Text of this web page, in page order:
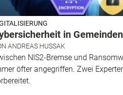
in Gemeinden
ANDREAS HUSSAK
NIS2-Bremse und
öfter angegriffen. Zwei